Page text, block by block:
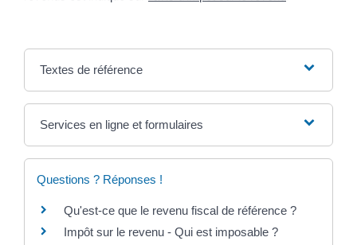
Textes de référence
Services en ligne et formulaires
Questions ? Réponses !
Qu'est-ce que le revenu fiscal de référence ?
Impôt sur le revenu - Qui est imposable ?